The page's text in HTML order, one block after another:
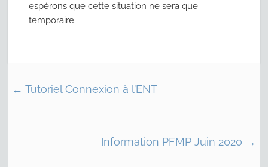
espérons que cette situation ne sera que
temporaire.
← Tutoriel Connexion à l’ENT
Information PFMP Juin 2020 →